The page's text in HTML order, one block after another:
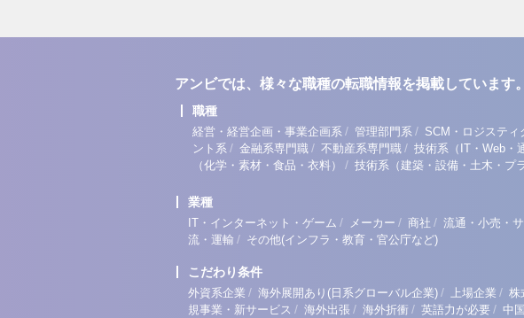
アンビでは、様々な職種の転職情報を掲載しています。
職種
経営・経営企画・事業企画系 / 管理部門系 / SCM・ロジステ
ント系 / 金融系専門職 / 不動産系専門職 / 技術系（IT・Web・
（化学・素材・食品・衣料）
/ 技術系（建築・設備・土木・プ
業種
IT・インターネット・ゲーム / メーカー / 商社 / 流通・小売・
流・運輸 / その他(インフラ・教育・官公庁など)
こだわり条件
外資系企業 / 海外展開あり(日系グローバル企業) / 上場企業 / 株
規事業・新サービス / 海外出張 / 海外折衝 / 英語力が必要 / 中